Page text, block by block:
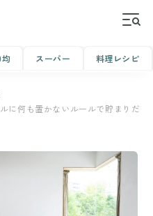
スーパー 料理レシピ
に何も置かないルールで貯まりだ